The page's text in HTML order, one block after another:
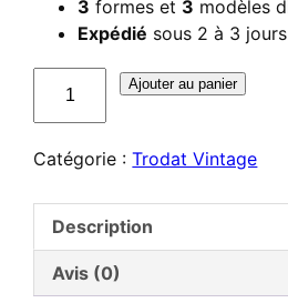
3 formes et 3 modèles
Expédié sous 2 à 3
Vintage
Étiquettes
Ajouter au panier
Catégorie :Trodat Vintage
Description
Avis (0)